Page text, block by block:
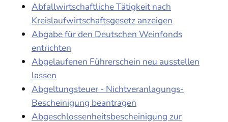
Abfallwirtschaftliche Tätigkeit nach
Kreislaufwirtschaftsgesetz anzeigen
Abgabe für den Deutschen Weinfonds
entrichten
Abgelaufenen Führerschein neu ausstellen
lassen
Abgeltungsteuer - Nichtveranlagungs-
Bescheinigung beantragen
Abgeschlossenheitsbescheinigung zur